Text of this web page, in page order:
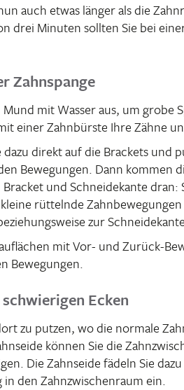
auch etwas länger als die
drei Minuten sollten Sie bei
Zahnspange
mit Wasser aus, um grobe
einer Zahn­bürste Ihre Zähne
dazu direkt auf die Brackets und
Bewe­gungen. Dann kommen
und Schnei­de­kante dran:
rüttelnde
zur
mit Vor- und Zurück-
Bewegungen.
Ecken
zu putzen, wo die normale
können Sie die
Die Zahn­seide fädeln Sie
den Zahn­zwi­schen­raum ein.